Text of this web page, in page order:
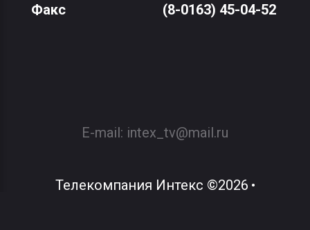
Факс(8-0163) 45-04-52
E-mail: intex_tv@mail.ru
Телекомпания Интекс ©2026